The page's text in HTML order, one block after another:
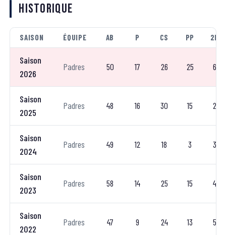
Historique
SAISON ÉQUIPE AB P CS PP 2B
Saison
2026
Padres 50 17 26 25 6
Saison
2025
Padres 48 16 30 15 2
Saison
2024
Padres 49 12 18 3 3
Saison
2023
Padres 58 14 25 15 4
Saison
2022
Padres 47 9 24 13 5